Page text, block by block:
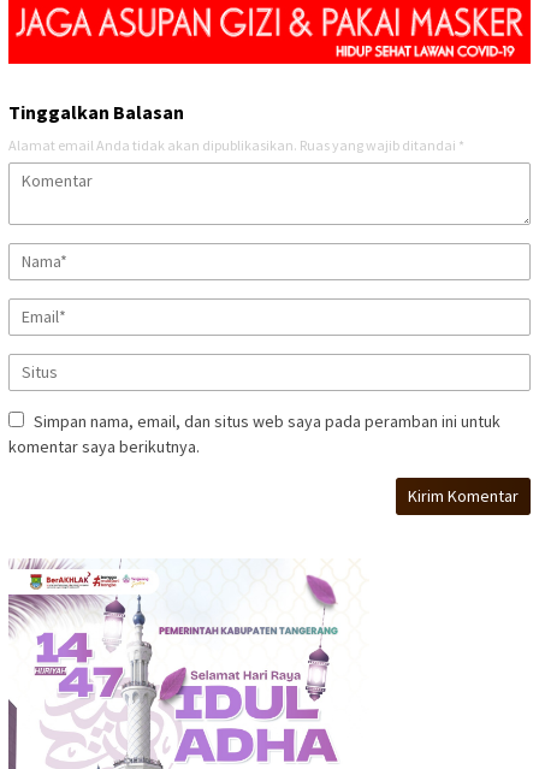
Tinggalkan Balasan
Alamat email Anda tidak akan dipublikasikan. Ruas yang wajib ditandai *
Simpan nama, email, dan situs web saya pada peramban ini untuk
komentar saya berikutnya.